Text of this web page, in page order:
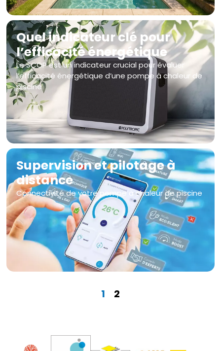
Quel indicateur clé pour
l’efficacité énergétique
Le SCOP est un indicateur crucial pour évaluer
l’efficacité énergétique d’une pompe à chaleur de
piscine
Supervision et pilotage à
distance
Connectivité de votre pompe à chaleur de piscine
1 2